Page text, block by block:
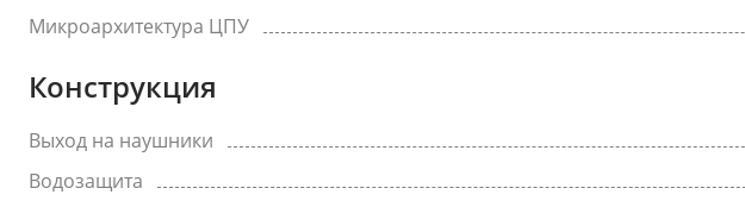
Микроархитектура ЦПУ
Конструкция
Выход на наушники
Водозащита